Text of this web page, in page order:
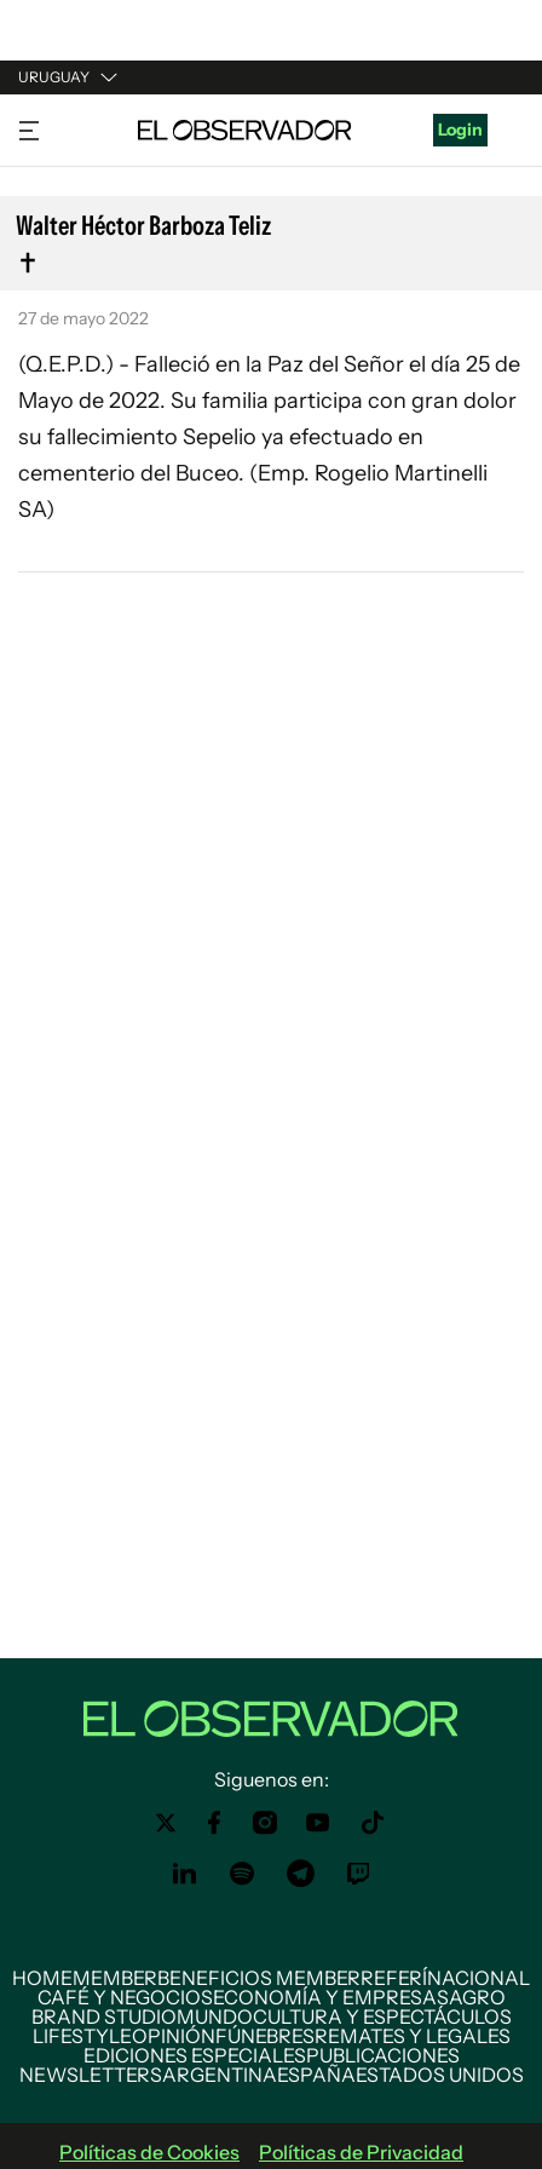
URUGUAY
URUGUAY
ARGENTINA
ESPAÑA
ESTADOS UNIDOS
Login
Walter Héctor Barboza Teliz
27 de mayo 2022
(Q.E.P.D.) - Falleció en la Paz del Señor el día 25 de
Mayo de 2022. Su familia participa con gran dolor
su fallecimiento Sepelio ya efectuado en
cementerio del Buceo. (Emp. Rogelio Martinelli
SA)
Siguenos en:
HOMEMEMBERBENEFICIOS MEMBERREFERÍNACIONAL
CAFÉ Y NEGOCIOSECONOMÍA Y EMPRESASAGRO
BRAND STUDIOMUNDOCULTURA Y ESPECTÁCULOS
LIFESTYLEOPINIÓNFÚNEBRESREMATES Y LEGALES
EDICIONES ESPECIALESPUBLICACIONES
NEWSLETTERSARGENTINAESPAÑAESTADOS UNIDOS
Políticas de Cookies Políticas de Privacidad